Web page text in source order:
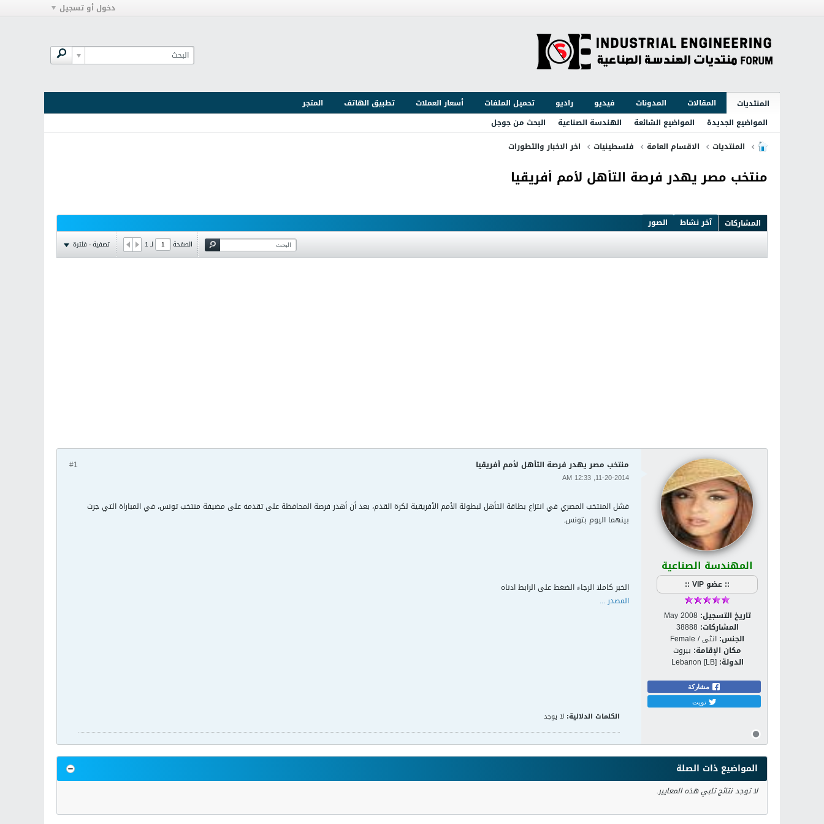
دخول أو تسجيل
المنتديات المقالات المدونات فيديو راديو تحميل الملفات أسعار العملات تطبيق الهاتف
المتجر
المواضيع الجديدة
المواضيع الشائعة الهندسة الصناعية
البحث من جوجل
المنتديات
الاقسام العامة فلسطينيات اخر الاخبار والتطورات
منتخب مصر يهدر فرصة التأهل لأمم أفريقيا
المشاركات آخر نشاط الصور
الصفحة لـ1 تصفية - فلترة
المهندسة الصناعية
:: عضو VIP ::
تاريخ التسجيل: May 2008
المشاركات: 38888
الجنس: انثى / Female
مكان الإقامة: بيروت
الدولة: Lebanon [LB]
مشاركة
تويت
#1 منتخب مصر يهدر فرصة التأهل لأمم أفريقيا
11-20-2014, 12:33 AM
فشل المنتخب المصري في انتزاع بطاقة التأهل لبطولة الأمم الأفريقية لكرة القدم، بعد أن أهدر فرصة المحافظة على تقدمه على مضيفة منتخب تونس، في المباراة التي جرت
بينهما اليوم بتونس.
الخبر كاملا الرجاء الضغط على الرابط ادناه
المصدر ...
الكلمات الدلالية: لا يوجد
المواضيع ذات الصلة
لا توجد نتائج تلبي هذه المعايير.